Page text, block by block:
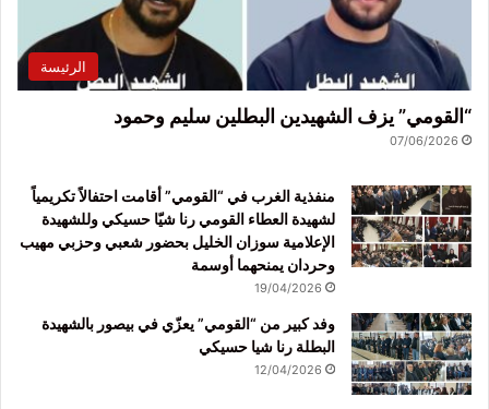
الرئيسة
“القومي” يزف الشهيدين البطلين سليم وحمود
07/06/2026
منفذية الغرب في “القومي” أقامت احتفالاً تكريمياً
لشهيدة العطاء القومي رنا شيّا حسيكي وللشهيدة
الإعلامية سوزان الخليل بحضور شعبي وحزبي مهيب
وحردان يمنحهما أوسمة
19/04/2026
وفد كبير من “القومي” يعزّي في بيصور بالشهيدة
البطلة رنا شيا حسيكي
12/04/2026